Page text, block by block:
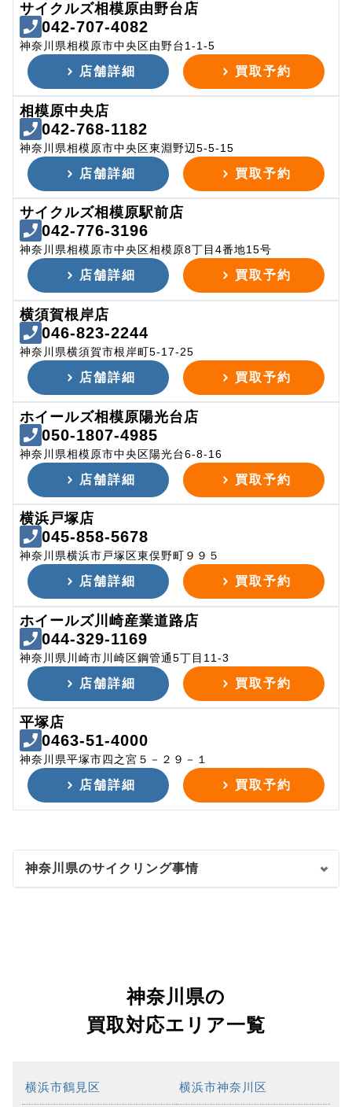
サイクルズ相模原由野台店
042-707-4082
神奈川県相模原市中央区由野台1-1-5
店舗詳細 買取予約
相模原中央店
042-768-1182
神奈川県相模原市中央区東淵野辺5-5-15
店舗詳細 買取予約
サイクルズ相模原駅前店
042-776-3196
神奈川県相模原市中央区相模原8丁目4番地15号
店舗詳細 買取予約
横須賀根岸店
046-823-2244
神奈川県横須賀市根岸町5-17-25
店舗詳細 買取予約
ホイールズ相模原陽光台店
050-1807-4985
神奈川県相模原市中央区陽光台6-8-16
店舗詳細 買取予約
横浜戸塚店
045-858-5678
神奈川県横浜市戸塚区東俣野町９９５
店舗詳細 買取予約
ホイールズ川崎産業道路店
044-329-1169
神奈川県川崎市川崎区鋼管通5丁目11-3
店舗詳細 買取予約
平塚店
0463-51-4000
神奈川県平塚市四之宮５－２９－１
店舗詳細 買取予約
神奈川県のサイクリング事情
神奈川県の
買取対応エリア一覧
横浜市鶴見区 横浜市神奈川区